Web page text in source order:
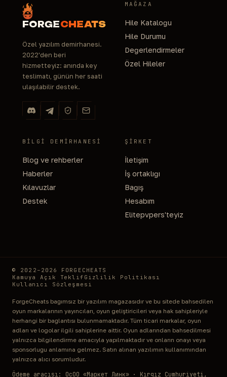
FORGECHEATS
Özel yazılım demirhanesi.
2022'den beri
hizmetteyiz: anında key
teslimatı, günün her saati
ulaşılabilir destek.
MAĞAZA
Hile Kataloğu
Hile Durumu
Değerlendirmeler
Özel Hileler
BILGI DEMIRHANESI
Blog ve rehberler
Haberler
Kılavuzlar
Destek
ŞIRKET
İletişim
İş ortaklığı
Bağış
Hesabım
Elitepvpers'teyiz
© 2022–2026 FORGECHEATS
Kamuya Açık Teklif Gizlilik Politikası
Kullanıcı Sözleşmesi
ForgeCheats bağımsız bir yazılım mağazasıdır ve bu sitede bahsedilen
oyun markalarının yayıncıları, oyun geliştiricileri veya hak sahipleriyle
herhangi bir bağlantısı bulunmamaktadır. Tüm ticari markalar, oyun
adları ve logolar ilgili sahiplerine aittir. Oyun adlarından bahsedilmesi
yalnızca bilgilendirme amacıyla yapılmaktadır ve onların onayı veya
sponsorluğu anlamına gelmez. Satın alınan yazılımın kullanımından
yalnızca alıcı sorumludur.
Ödeme aracısı: ОсОО «Маркет Линк» · Kırgız Cumhuriyeti,